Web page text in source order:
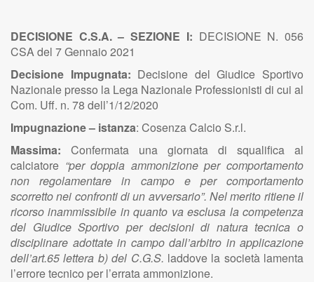
DECISIONE C.S.A. – SEZIONE I: DECISIONE N. 056
CSA del 7 Gennaio 2021
Decisione Impugnata: Decisione del Giudice Sportivo
Nazionale presso la Lega Nazionale Professionisti di cui al
Com. Uff. n. 78 dell’1/12/2020
Impugnazione – istanza: Cosenza Calcio S.r.l.
Massima: Confermata una giornata di squalifica al
calciatore “per doppia ammonizione per comportamento
non regolamentare in campo e per comportamento
scorretto nei confronti di un avversario”. Nel merito ritiene il
ricorso inammissibile in quanto va esclusa la competenza
del Giudice Sportivo per decisioni di natura tecnica o
disciplinare adottate in campo dall’arbitro in applicazione
dell’art.65 lettera b) del C.G.S. laddove la società lamenta
l’errore tecnico per l’errata ammonizione.